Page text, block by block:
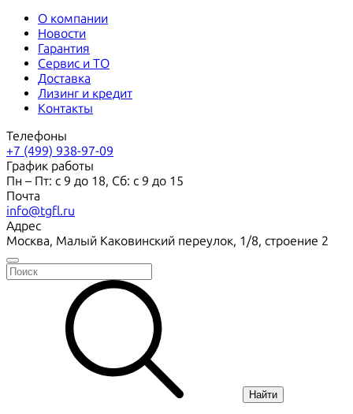
О компании
Новости
Гарантия
Сервис и ТО
Доставка
Лизинг и кредит
Контакты
Телефоны
+7 (499) 938-97-09
График работы
Пн – Пт: с 9 до 18, Сб: с 9 до 15
Почта
info@tgfl.ru
Адрес
Москва, Малый Каковинский переулок, 1/8, строение 2
Найти